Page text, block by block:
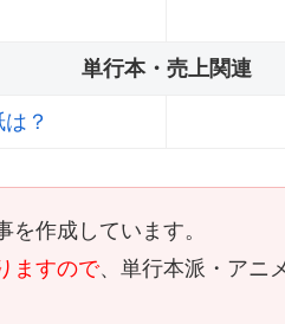
単行本・売上関連
？
作成しています。
ますので、単行本派・アニ